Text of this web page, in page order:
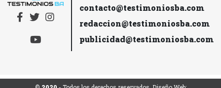
contacto@testimoniosba.com
redaccion@testimoniosba.com
publicidad@testimoniosba.com